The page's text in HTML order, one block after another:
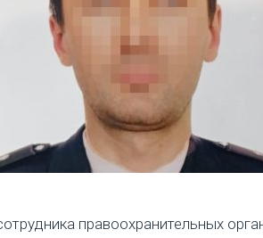
правоохранительных